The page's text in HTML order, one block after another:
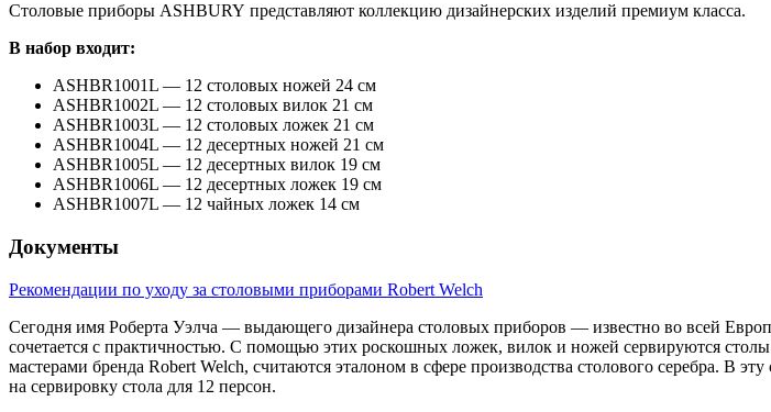
Столовые приборы ASHBURY представляют коллекцию дизайнерских изделий премиум класса.
В набор входит:
ASHBR1001L — 12 столовых ножей 24 см
ASHBR1002L — 12 столовых вилок 21 см
ASHBR1003L — 12 столовых ложек 21 см
ASHBR1004L — 12 десертных ножей 21 см
ASHBR1005L — 12 десертных вилок 19 см
ASHBR1006L — 12 десертных ложек 19 см
ASHBR1007L — 12 чайных ложек 14 см
Документы
Рекомендации по уходу за столовыми приборами Robert Welch
Сегодня имя Роберта Уэлча — выдающего дизайнера столовых приборов — известно во всей
сочетается с практичностью. С помощью этих роскошных ложек, вилок и ножей сервируются
мастерами бренда Robert Welch, считаются эталоном в сфере производства столового серебра. В
на сервировку стола для 12 персон.